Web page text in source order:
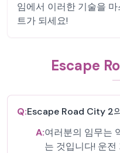
임에서 이러한 기술을
트가 되세요!
Escape
Q:Escape Road City 2
A:여러분의 임무는
는 것입니다! 운